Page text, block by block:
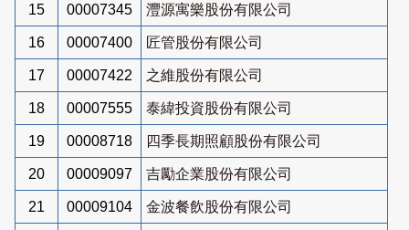
15 00007345 灃源寓樂股份有限公司
16 00007400 匠管股份有限公司
17 00007422 之維股份有限公司
18 00007555 泰緯投資股份有限公司
19 00008718 四季長期照顧股份有限公司
20 00009097 吉勵企業股份有限公司
21 00009104 金波餐飲股份有限公司